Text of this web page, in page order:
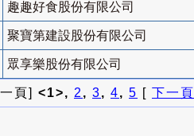
趣趣好食股份有限公司
聚寶第建設股份有限公司
眾享樂股份有限公司
頁] <1>, 2, 3, 4, 5 [ 下一頁